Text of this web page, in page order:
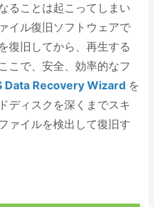
ることは起こってしまい
イル復旧ソフトウェアで
復旧してから、再生する
こで、安全、効率的なフ
Data Recovery Wizard を
ディスクを深くまでスキ
ァイルを検出して復旧す